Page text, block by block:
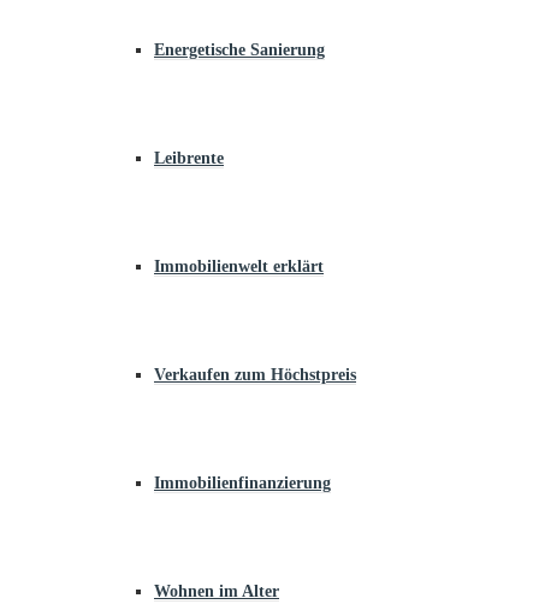
Energetische Sanierung
Leibrente
Immobilienwelt erklärt
Verkaufen zum Höchstpreis
Immobilienfinanzierung
Wohnen im Alter